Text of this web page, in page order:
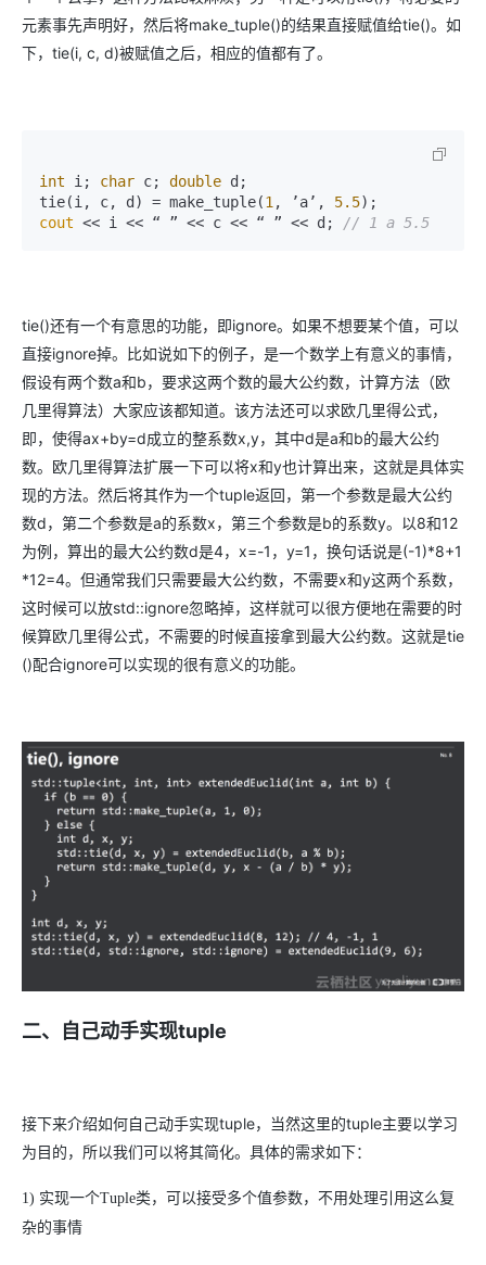
元素事先声明好，然后将make_tuple()的结果直接赋值给tie()。如
下，tie(i, c, d)被赋值之后，相应的值都有了。
int i; char c; double d;
tie(i, c, d) = make_tuple(1 , ’a’, 5.5
cout << i << “ ” << c << “ ” << d; // 1 a 5.5
tie()还有一个有意思的功能，即ignore。如果不想要某个值，可以
直接ignore掉。比如说如下的例子，是一个数学上有意义的事情，
假设有两个数a和b，要求这两个数的最大公约数，计算方法（欧
几里得算法）大家应该都知道。该方法还可以求欧几里得公式，
即，使得ax+by=d成立的整系数x,y，其中d是a和b的最大公约
数。欧几里得算法扩展一下可以将x和y也计算出来，这就是具体实
现的方法。然后将其作为一个tuple返回，第一个参数是最大公约
数d，第二个参数是a的系数x，第三个参数是b的系数y。以8和12
为例，算出的最大公约数d是4，x=-1，y=1，换句话说是(-1)*8+1
*12=4。但通常我们只需要最大公约数，不需要x和y这两个系数，
这时候可以放std::ignore忽略掉，这样就可以很方便地在需要的时
候算欧几里得公式，不需要的时候直接拿到最大公约数。这就是tie
()配合ignore可以实现的很有意义的功能。
二、自己动手实现tuple
接下来介绍如何自己动手实现tuple，当然这里的tuple主要以学习
为目的，所以我们可以将其简化。具体的需求如下：
1) 实现一个Tuple类，可以接受多个值参数，不用处理引用这么复
杂的事情